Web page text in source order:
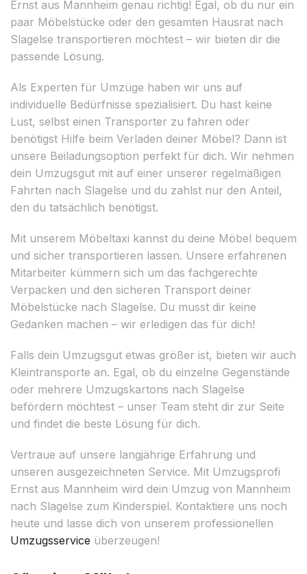
Ernst aus Mannheim genau richtig! Egal, ob du nur ein
paar Möbelstücke oder den gesamten Hausrat nach
Slagelse transportieren möchtest – wir bieten dir die
passende Lösung.
Als Experten für Umzüge haben wir uns auf
individuelle Bedürfnisse spezialisiert. Du hast keine
Lust, selbst einen Transporter zu fahren oder
benötigst Hilfe beim Verladen deiner Möbel? Dann ist
unsere Beiladungsoption perfekt für dich. Wir nehmen
dein Umzugsgut mit auf einer unserer regelmäßigen
Fahrten nach Slagelse und du zahlst nur den Anteil,
den du tatsächlich benötigst.
Mit unserem Möbeltaxi kannst du deine Möbel bequem
und sicher transportieren lassen. Unsere erfahrenen
Mitarbeiter kümmern sich um das fachgerechte
Verpacken und den sicheren Transport deiner
Möbelstücke nach Slagelse. Du musst dir keine
Gedanken machen – wir erledigen das für dich!
Falls dein Umzugsgut etwas größer ist, bieten wir auch
Kleintransporte an. Egal, ob du einzelne Gegenstände
oder mehrere Umzugskartons nach Slagelse
befördern möchtest – unser Team steht dir zur Seite
und findet die beste Lösung für dich.
Vertraue auf unsere langjährige Erfahrung und
unseren ausgezeichneten Service. Mit Umzugsprofi
Ernst aus Mannheim wird dein Umzug von Mannheim
nach Slagelse zum Kinderspiel. Kontaktiere uns noch
heute und lasse dich von unserem professionellen
Umzugsservice überzeugen!